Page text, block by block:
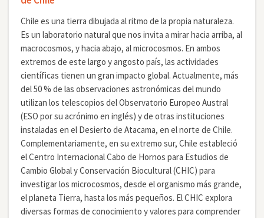
Chile es una tierra dibujada al ritmo de la propia naturaleza.
Es un laboratorio natural que nos invita a mirar hacia arriba, al
macrocosmos, y hacia abajo, al microcosmos. En ambos
extremos de este largo y angosto país, las actividades
científicas tienen un gran impacto global. Actualmente, más
del 50 % de las observaciones astronómicas del mundo
utilizan los telescopios del Observatorio Europeo Austral
(ESO por su acrónimo en inglés) y de otras instituciones
instaladas en el Desierto de Atacama, en el norte de Chile.
Complementariamente, en su extremo sur, Chile estableció
el Centro Internacional Cabo de Hornos para Estudios de
Cambio Global y Conservación Biocultural (CHIC) para
investigar los microcosmos, desde el organismo más grande,
el planeta Tierra, hasta los más pequeños. El CHIC explora
diversas formas de conocimiento y valores para comprender